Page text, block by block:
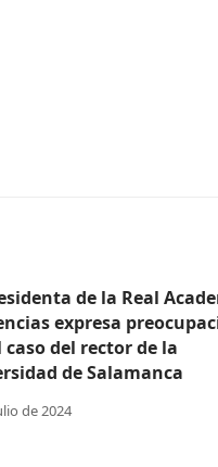
de la Real
expresa
caso del rector de la
de Salamanca
de 2024